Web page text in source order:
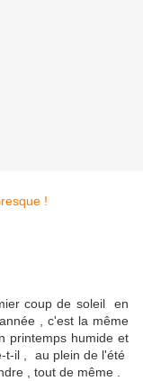
coup de soleil en
, c'est la même
printemps humide et
t-il , au plein de l'été
, tout de même .